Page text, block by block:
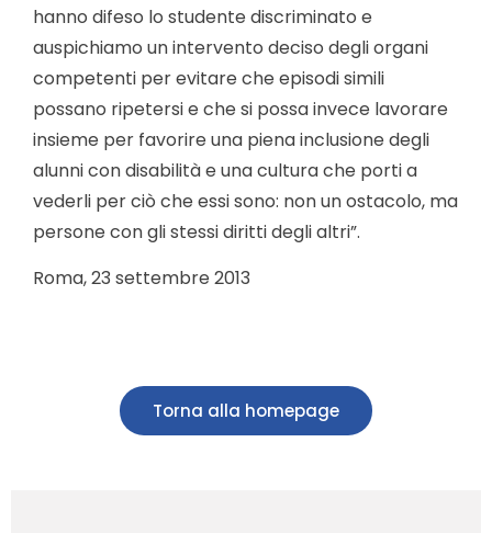
hanno difeso lo studente discriminato e
auspichiamo un intervento deciso degli organi
competenti per evitare che episodi simili
possano ripetersi e che si possa invece lavorare
insieme per favorire una piena inclusione degli
alunni con disabilità e una cultura che porti a
vederli per ciò che essi sono: non un ostacolo, ma
persone con gli stessi diritti degli altri”.
Roma, 23 settembre 2013
Torna alla homepage